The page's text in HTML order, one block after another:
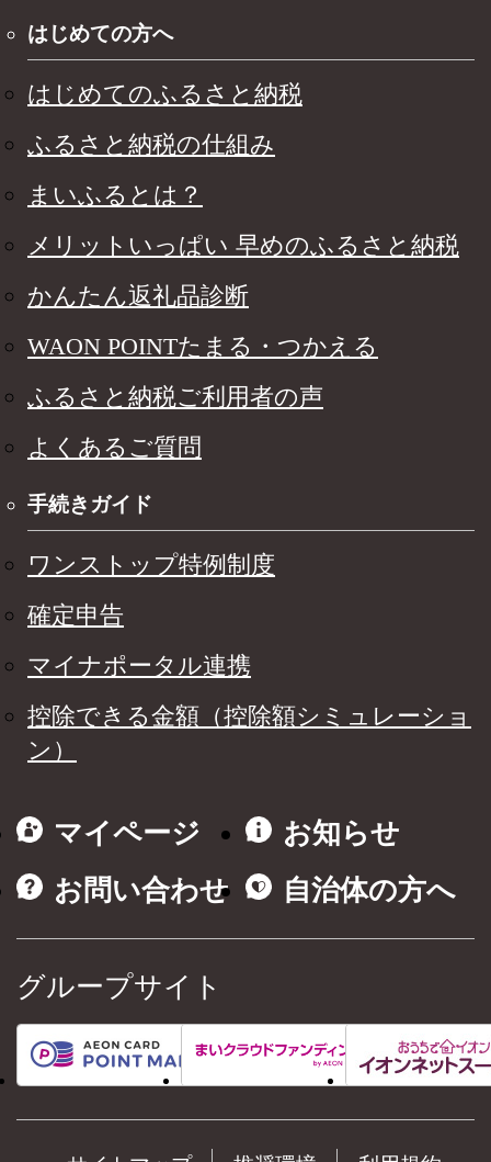
はじめての方へ
はじめてのふるさと納税
ふるさと納税の仕組み
まいふるとは？
メリットいっぱい 早めのふるさと納税
かんたん返礼品診断
WAON POINTたまる・つかえる
ふるさと納税ご利用者の声
よくあるご質問
手続きガイド
ワンストップ特例制度
確定申告
マイナポータル連携
控除できる金額（控除額シミュレーショ
ン）
マイページ
お知らせ
お問い合わせ
自治体の方へ
グループサイト